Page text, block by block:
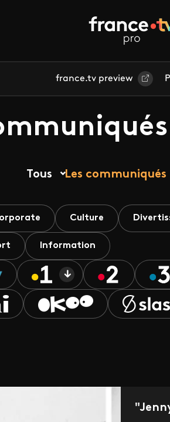
france.tv preview
Tous Les communiqués
Culture
Information